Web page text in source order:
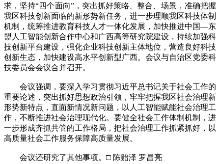
求，坚持“四个面向”，突出抓好策略、整合、场景，准确把握
我区科技创新面临的新形势新任务，进一步理顺我区科技体制
机制，统筹推进教育科技人才一体化发展，加快推进中国—东
盟人工智能创新合作中心和广西高等研究院建设，持续加强科
技创新平台建设，强化企业科技创新主体地位，营造良好科技
创新生态，加快建设高水平创新型广西。会议与自治区党委科
技委员会会议合并召开。
会议强调，要深入学习贯彻习近平总书记关于社会工作的
重要论述，突出抓好思想政治引领，牢牢把握我区社会治理新
形势新特点，直面新情况新问题，以人工智能赋能社会治理工
作，不断推进社会治理现代化。要健全社会工作体制机制，进
一步形成齐抓共管的工作格局，把社会治理工作抓紧抓好，以
高质量社会工作服务保障高质量发展。
会议还研究了其他事项。□ 陈贻泽 罗昌亮